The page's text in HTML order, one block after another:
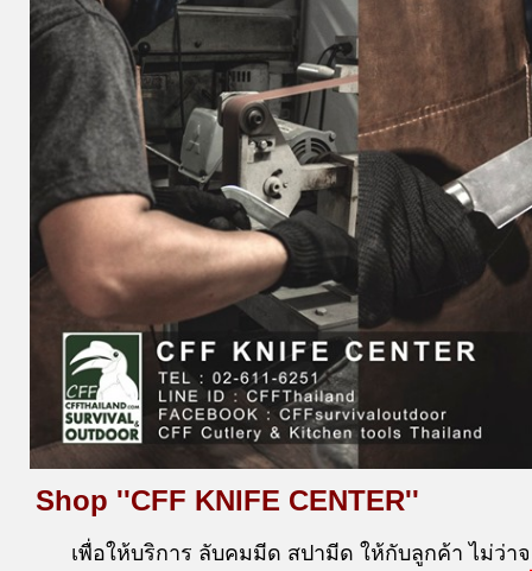
Shop ''CFF KNIFE CENTER''
เพื่อให้บริการ ลับคมมีด สปามีด ให้กับลูกค้า ไม่ว่